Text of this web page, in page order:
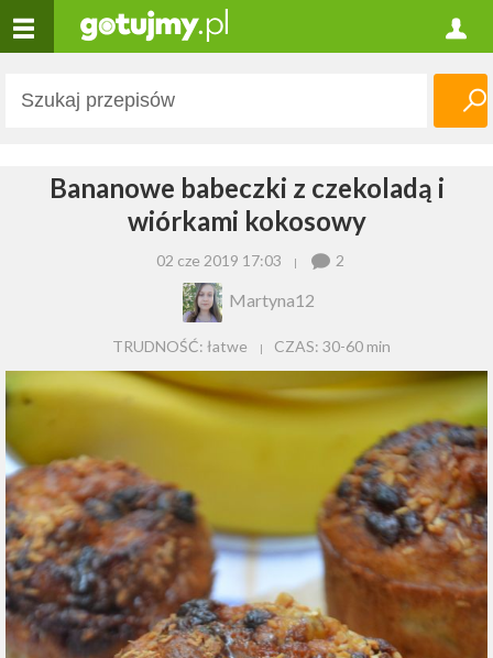
Bananowe babeczki z czekoladą i
wiórkami kokosowy
02 cze 2019 17:03 2
Martyna12
TRUDNOŚĆ: łatwe CZAS:30-60 min